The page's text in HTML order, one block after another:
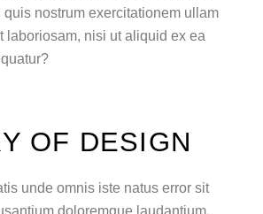
quis nostrum exercitationem ullam
laboriosam, nisi ut aliquid ex ea
OF DESIGN
unde omnis iste natus error sit
doloremque laudantium,